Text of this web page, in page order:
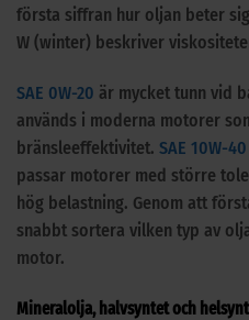
första siffran hur oljan beter
W (winter) beskriver
SAE 0W-20 är mycket tunn vid
används i moderna motorer
bränsleeffektivitet. SAE 10W-40
passar motorer med större
hög belastning. Genom att
snabbt sortera vilken typ av
motor.
Mineralolja, halvsyntet och